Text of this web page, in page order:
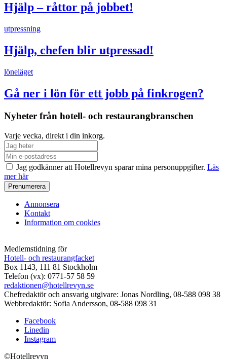
Hjälp – råttor på jobbet!
utpressning
Hjälp, chefen blir utpressad!
löneläget
Gå ner i lön för ett jobb på finkrogen?
Nyheter från hotell- och restaurangbranschen
Varje vecka, direkt i din inkorg.
Jag godkänner att Hotellrevyn sparar mina personuppgifter. Läs
mer här
Annonsera
Kontakt
Information om cookies
Medlemstidning för
Hotell- och restaurangfacket
Box 1143, 111 81 Stockholm
Telefon (vx): 0771-57 58 59
redaktionen@hotellrevyn.se
Chefredaktör och ansvarig utgivare: Jonas Nordling, 08-588 098 38
Webbredaktör: Sofia Andersson, 08-588 098 31
Facebook
Linedin
Instagram
©Hotellrevyn